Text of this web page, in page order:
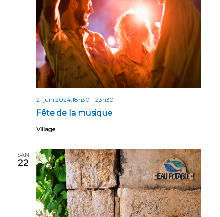
Fête de la musique
21 juin 2024,18h30 - 23h30
Village
SAM
22